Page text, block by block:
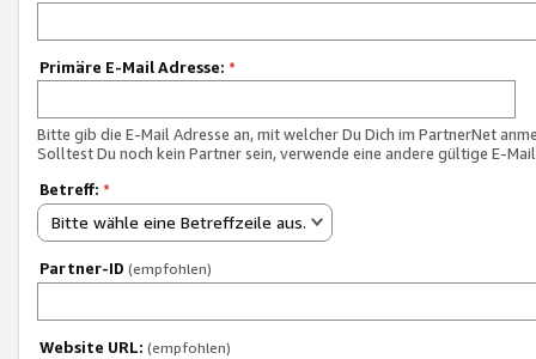
Primäre E-Mail Adresse: *
Bitte gib die E-Mail Adresse an, mit welcher Du Dich im PartnerNet
Solltest Du noch kein Partner sein, verwende eine andere gültige E-
Betreff: *
Bitte wähle eine Betreffzeile aus.
Partner-ID (empfohlen)
Website URL: (empfohlen)